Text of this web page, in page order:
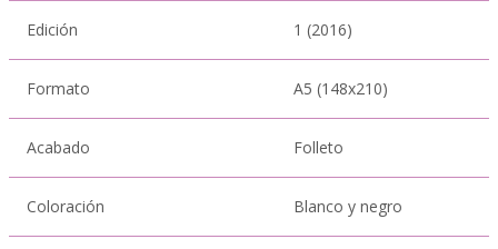
Edición 1 (2016)
Formato A5 (148x210)
Acabado Folleto
Coloración Blanco y negro